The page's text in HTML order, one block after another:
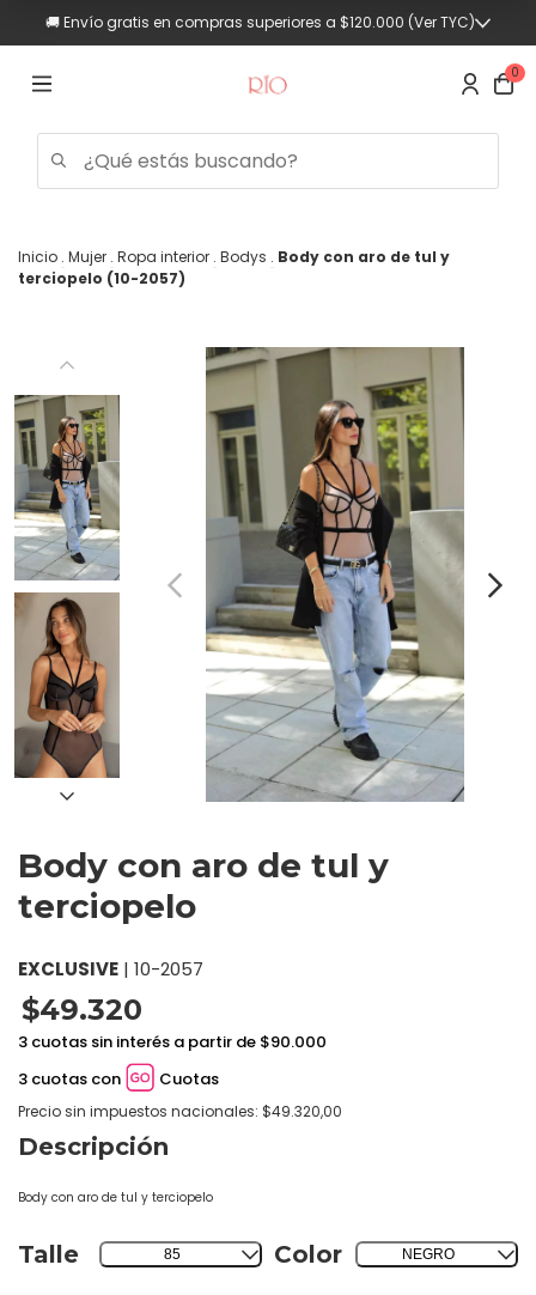
💳 Hasta 3 cuotas sin interés (Compras superiores a $90.000)
🚚 Envío gratis en compras superiores a $120.000 (Ver TYC)
Mujer
0
Inicio . Mujer . Ropa interior . Bodys . Body con aro de tul y
terciopelo (10-2057)
Body con aro de tul y
terciopelo
EXCLUSIVE | 10-2057
$49.320
3 cuotas sin interés a partir de $90.000
3 cuotas con
Cuotas
Precio sin impuestos nacionales: $49.320,00
Descripción
Body con aro de tul y terciopelo
Color NEGRO
Talle 85